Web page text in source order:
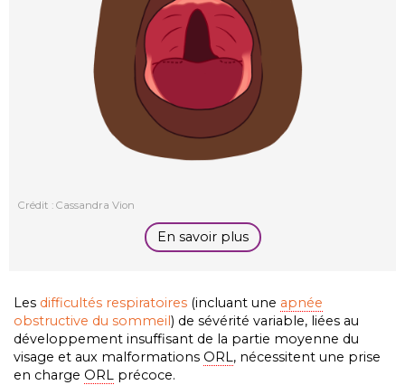
Crédit : Cassandra Vion
En savoir plus
Les difficultés respiratoires (incluant une apnée
obstructive du sommeil ) de sévérité variable, liées au
développement insuffisant de la partie moyenne du
visage et aux malformations ORL, nécessitent une prise
en charge ORL précoce.